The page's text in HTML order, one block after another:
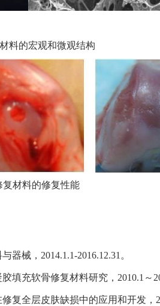
料的宏观和微观结构
复材料的修复性能
械，2014.1.1-2016.12.31。
充软骨修复材料研究，2010.1～
全层皮肤缺损中的应用和开发，